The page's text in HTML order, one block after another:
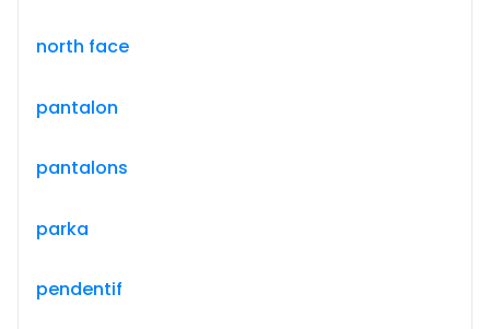
north face
pantalon
pantalons
parka
pendentif